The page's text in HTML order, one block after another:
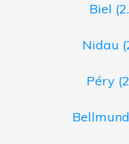
Biel
Nidau
Péry